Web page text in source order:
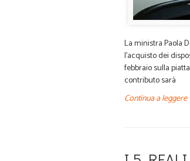
La ministra Paola
l’acquisto dei
febbraio sulla
contributo sarà
Continua a leggere